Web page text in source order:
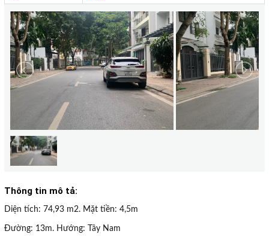
Thông tin mô tả:
Diện tích: 74,93 m2. Mặt tiền: 4,5m
Đường: 13m. Hướng: Tây Nam